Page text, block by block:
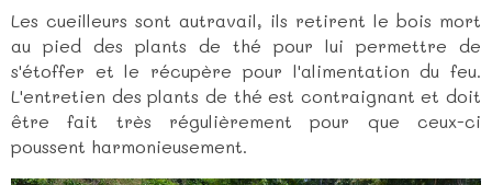
Les cueilleurs sont autravail, ils retirent le bois mort
au pied des plants de thé pour lui permettre de
s'étoffer et le récupère pour l'alimentation du feu.
L'entretien des plants de thé est contraignant et doit
être fait très régulièrement pour que ceux-ci
poussent harmonieusement.